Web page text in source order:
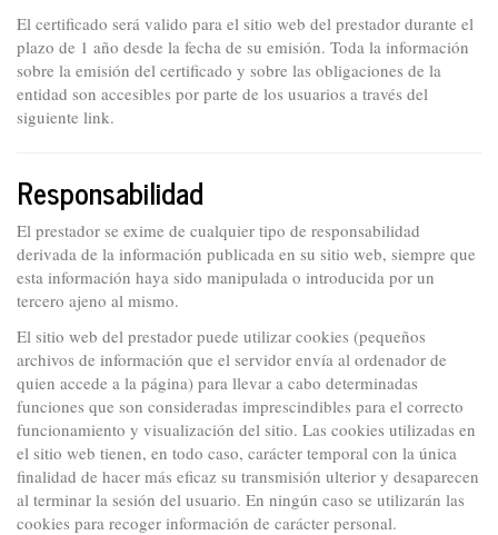
El certificado será valido para el sitio web del prestador durante el
plazo de 1 año desde la fecha de su emisión. Toda la información
sobre la emisión del certificado y sobre las obligaciones de la
entidad son accesibles por parte de los usuarios a través del
siguiente link.
Responsabilidad
El prestador se exime de cualquier tipo de responsabilidad
derivada de la información publicada en su sitio web, siempre que
esta información haya sido manipulada o introducida por un
tercero ajeno al mismo.
El sitio web del prestador puede utilizar cookies (pequeños
archivos de información que el servidor envía al ordenador de
quien accede a la página) para llevar a cabo determinadas
funciones que son consideradas imprescindibles para el correcto
funcionamiento y visualización del sitio. Las cookies utilizadas en
el sitio web tienen, en todo caso, carácter temporal con la única
finalidad de hacer más eficaz su transmisión ulterior y desaparecen
al terminar la sesión del usuario. En ningún caso se utilizarán las
cookies para recoger información de carácter personal.